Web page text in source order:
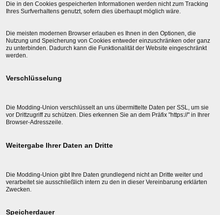
Die in den Cookies gespeicherten Informationen werden nicht zum Tracking
Ihres Surfverhaltens genutzt, sofern dies überhaupt möglich wäre.
Die meisten modernen Browser erlauben es Ihnen in den Optionen, die
Nutzung und Speicherung von Cookies entweder einzuschränken oder ganz
zu unterbinden. Dadurch kann die Funktionalität der Website eingeschränkt
werden.
Verschlüsselung
Die Modding-Union verschlüsselt an uns übermittelte Daten per SSL, um sie
vor Drittzugriff zu schützen. Dies erkennen Sie an dem Präfix "https://" in Ihrer
Browser-Adresszeile.
Weitergabe Ihrer Daten an Dritte
Die Modding-Union gibt Ihre Daten grundlegend nicht an Dritte weiter und
verarbeitet sie ausschließlich intern zu den in dieser Vereinbarung erklärten
Zwecken.
Speicherdauer